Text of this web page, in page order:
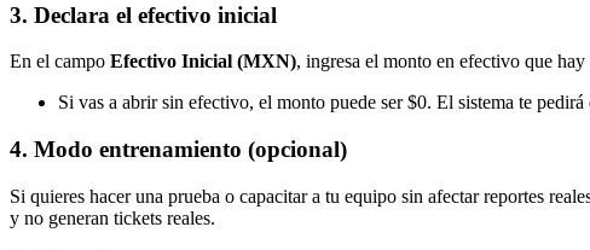
3. Declara el efectivo inicial
En el campo Efectivo Inicial (MXN), ingresa el monto en efectivo que
Si vas a abrir sin efectivo, el monto puede ser $0. El sistema te
4. Modo entrenamiento (opcional)
Si quieres hacer una prueba o capacitar a tu equipo sin afectar reportes
y no generan tickets reales.